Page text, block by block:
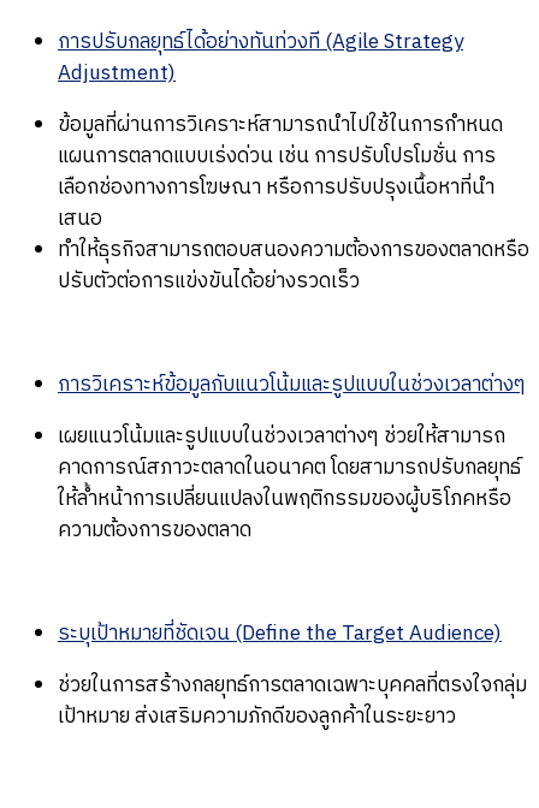
การปรับกลยุทธ์ได้อย่างทันท่วงที (Agile Strategy
Adjustment)
ข้อมูลที่ผ่านการวิเคราะห์สามารถนำไปใช้ในการกำหนด
แผนการตลาดแบบเร่งด่วน เช่น การปรับโปรโมชั่น การ
เลือกช่องทางการโฆษณา หรือการปรับปรุงเนื้อหาที่นำ
เสนอ
ทำให้ธุรกิจสามารถตอบสนองความต้องการของตลาดหรือ
ปรับตัวต่อการแข่งขันได้อย่างรวดเร็ว
การวิเคราะห์ข้อมูลกับแนวโน้มและรูปแบบในช่วงเวลาต่างๆ
เผยแนวโน้มและรูปแบบในช่วงเวลาต่างๆ ช่วยให้สามารถ
คาดการณ์สภาวะตลาดในอนาคต โดยสามารถปรับกลยุทธ์
ให้ล้ำหน้าการเปลี่ยนแปลงในพฤติกรรมของผู้บริโภคหรือ
ความต้องการของตลาด
ระบุเป้าหมายที่ชัดเจน (Define the Target Audience)
ช่วยในการสร้างกลยุทธ์การตลาดเฉพาะบุคคลที่ตรงใจกลุ่ม
เป้าหมาย ส่งเสริมความภักดีของลูกค้าในระยะยาว